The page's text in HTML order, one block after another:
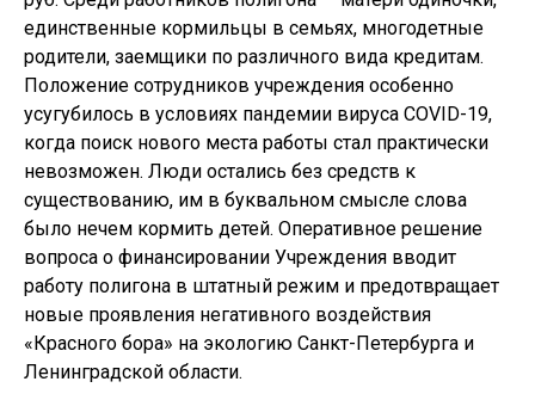
единственные кормильцы в семьях, многодетные
родители, заемщики по различного вида кредитам.
Положение сотрудников учреждения особенно
усугубилось в условиях пандемии вируса COVID-19,
когда поиск нового места работы стал практически
невозможен. Люди остались без средств к
существованию, им в буквальном смысле слова
было нечем кормить детей. Оперативное решение
вопроса о финансировании Учреждения вводит
работу полигона в штатный режим и предотвращает
новые проявления негативного воздействия
«Красного бора» на экологию Санкт-Петербурга и
Ленинградской области.